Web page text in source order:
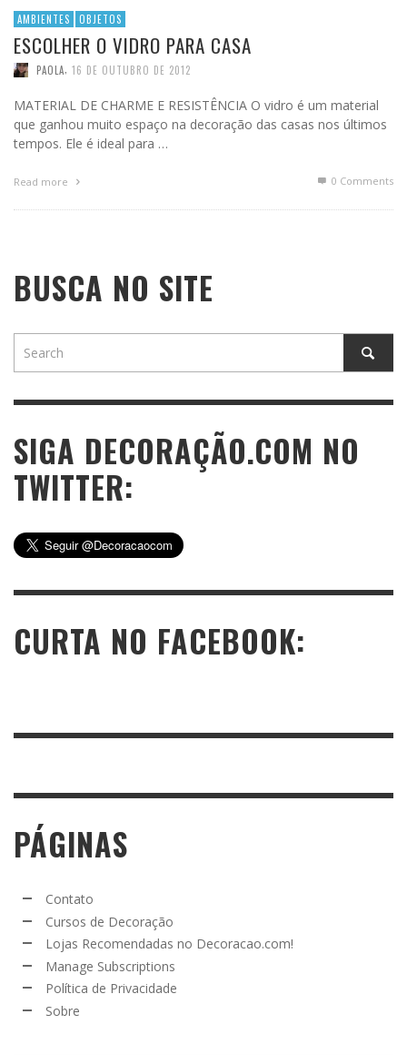
AMBIENTES OBJETOS
ESCOLHER O VIDRO PARA CASA
PAOLA, 16 DE OUTUBRO DE 2012
MATERIAL DE CHARME E RESISTÊNCIA O vidro é um material
que ganhou muito espaço na decoração das casas nos últimos
tempos. Ele é ideal para …
Read more 0 Comments
BUSCA NO SITE
SIGA DECORAÇÃO.COM NO
TWITTER:
CURTA NO FACEBOOK:
PÁGINAS
Contato
Cursos de Decoração
Lojas Recomendadas no Decoracao.com!
Manage Subscriptions
Política de Privacidade
Sobre